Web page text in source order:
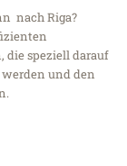
nach Riga?
die speziell darauf
und den